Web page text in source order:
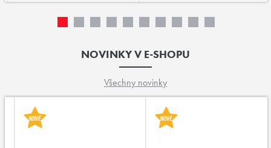
NOVINKY V E-SHOPU
Všechny novinky